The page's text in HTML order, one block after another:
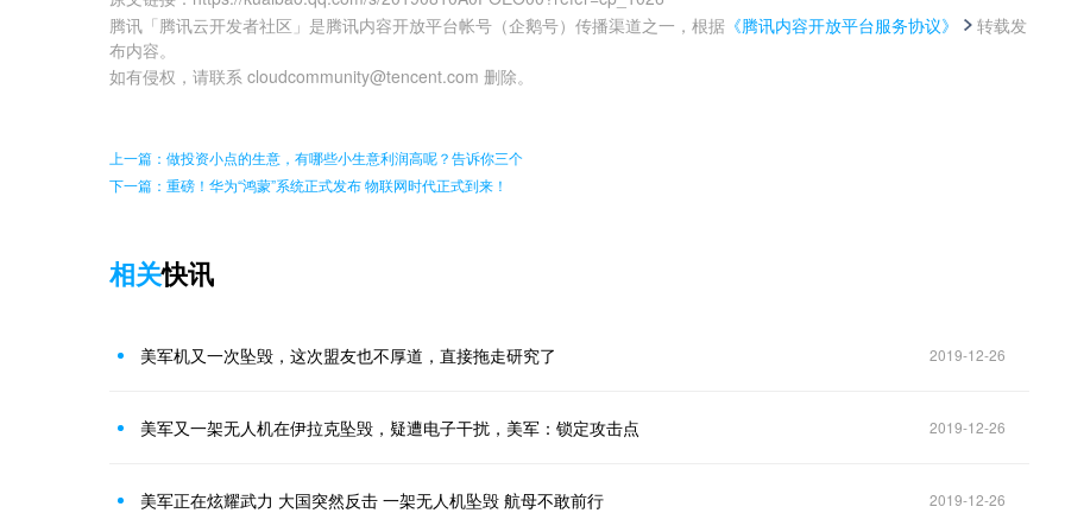
腾讯「腾讯云开发者社区」是腾讯内容开放平台帐号（企鹅号）传播渠道之一，根据 《腾讯内容开放平台服务协议》
转载发
布内容。
如有侵权，请联系 cloudcommunity@tencent.com 删除。
上一篇：做投资小点的生意，有哪些小生意利润高呢？告诉你三个
下一篇：重磅！华为“鸿蒙”系统正式发布 物联网时代正式到来！
相关快讯
美军机又一次坠毁，这次盟友也不厚道，直接拖走研究了 2019-12-26
美军又一架无人机在伊拉克坠毁，疑遭电子干扰，美军：锁定攻击点 2019-12-26
美军正在炫耀武力 大国突然反击 一架无人机坠毁 航母不敢前行 2019-12-26